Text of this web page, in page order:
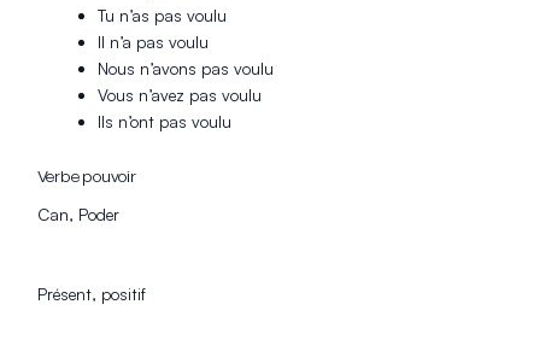
Tu n’as pas voulu
Il n’a pas voulu
Nous n’avons pas voulu
Vous n’avez pas voulu
Ils n’ont pas voulu
Verbe pouvoir
Can, Poder
Présent, positif